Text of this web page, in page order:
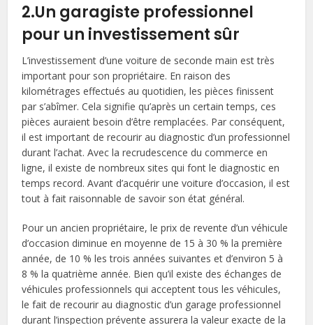
2.Un garagiste professionnel
pour un investissement sûr
L’investissement d’une voiture de seconde main est très
important pour son propriétaire. En raison des
kilométrages effectués au quotidien, les pièces finissent
par s’abîmer. Cela signifie qu’après un certain temps, ces
pièces auraient besoin d’être remplacées. Par conséquent,
il est important de recourir au diagnostic d’un professionnel
durant l’achat. Avec la recrudescence du commerce en
ligne, il existe de nombreux sites qui font le diagnostic en
temps record. Avant d’acquérir une voiture d’occasion, il est
tout à fait raisonnable de savoir son état général.
Pour un ancien propriétaire, le prix de revente d’un véhicule
d’occasion diminue en moyenne de 15 à 30 % la première
année, de 10 % les trois années suivantes et d’environ 5 à
8 % la quatrième année. Bien qu’il existe des échanges de
véhicules professionnels qui acceptent tous les véhicules,
le fait de recourir au diagnostic d’un garage professionnel
durant l’inspection prévente assurera la valeur exacte de la